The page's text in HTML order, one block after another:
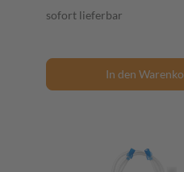
sofort lieferbar
In den